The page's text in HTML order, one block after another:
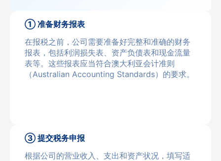
① 准备财务报表
在报税之前，公司需要准备好完整和准确的财务
报表，包括利润损失表、资产负债表和现金流量
表等。这些报表应当符合澳大利亚会计准则
（Australian Accounting Standards）的要求。
③ 提交税务申报
根据公司的营业收入、支出和资产状况，填写适